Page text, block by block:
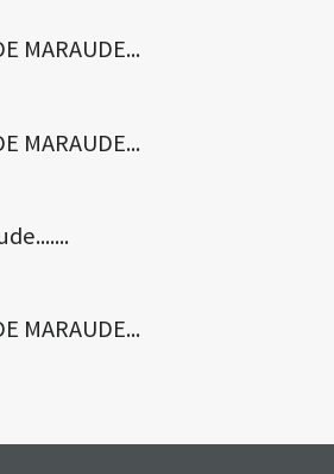
MARAUDE...
MARAUDE...
MARAUDE...